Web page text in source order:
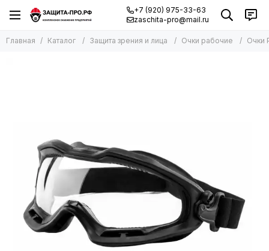
+7 (920) 975-33-63
zaschita-pro@mail.ru
Главная Каталог Защита зрения и лица Очки рабочие Очки